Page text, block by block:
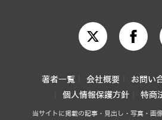
著者一覧 会社概要 お問い
個人情報保護方針
特商
当サイトに掲載の記事・見出し・写真・画